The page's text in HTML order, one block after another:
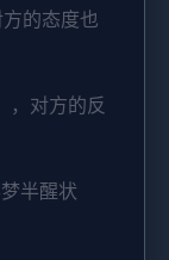
的态度也
，对方的反
半醒状